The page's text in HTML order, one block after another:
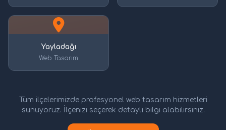
Yayladağı
Web Tasarım
Tüm ilçelerimizde profesyonel web tasarım hizmetleri
sunuyoruz. İlçenizi seçerek detaylı bilgi alabilirsiniz.